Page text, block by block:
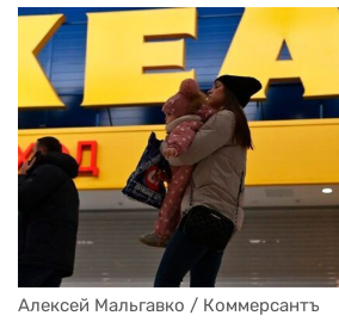
Алексей Мальгавко / Коммерсантъ